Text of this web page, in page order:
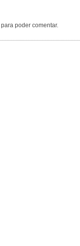
para poder comentar.